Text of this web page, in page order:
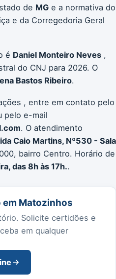
de MG e a normativa do
e da Corregedoria Geral
é Daniel Monteiro Neves ,
do CNJ para 2026. O
Bastos Ribeiro.
, entre em contato pelo
pelo e-mail
. O atendimento
Caio Martins, Nº530 - Sala
bairro Centro. Horário de
das 8h às 17h..
Matozinhos
Solicite certidões e
em qualquer